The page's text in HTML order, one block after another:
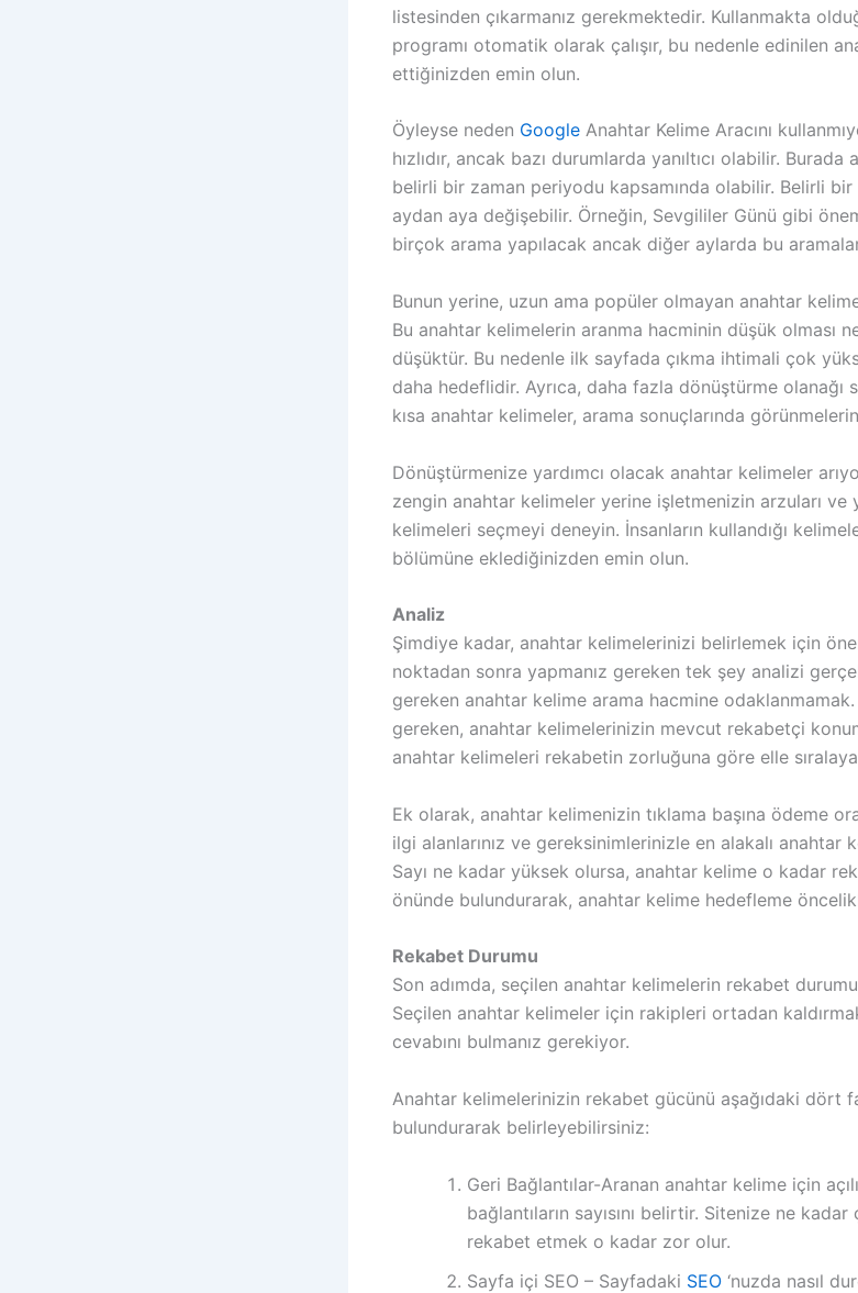
listesinden çıkarmanız gerekmektedir. Kullanmakta
programı otomatik olarak çalışır, bu nedenle edinilen
ettiğinizden emin olun.
Öyleyse neden Google Anahtar Kelime Aracını
hızlıdır, ancak bazı durumlarda yanıltıcı olabilir. Burada
belirli bir zaman periyodu kapsamında olabilir. Belirli
aydan aya değişebilir. Örneğin, Sevgililer Günü gibi
birçok arama yapılacak ancak diğer aylarda bu
Bunun yerine, uzun ama popüler olmayan anahtar
Bu anahtar kelimelerin aranma hacminin düşük olması
düşüktür. Bu nedenle ilk sayfada çıkma ihtimali çok
daha hedeflidir. Ayrıca, daha fazla dönüştürme olanağı
kısa anahtar kelimeler, arama sonuçlarında
Dönüştürmenize yardımcı olacak anahtar kelimeler
zengin anahtar kelimeler yerine işletmenizin arzuları ve
kelimeleri seçmeyi deneyin. İnsanların kullandığı
bölümüne eklediğinizden emin olun.
Analiz
Şimdiye kadar, anahtar kelimelerinizi belirlemek için
noktadan sonra yapmanız gereken tek şey analizi
gereken anahtar kelime arama hacmine
gereken, anahtar kelimelerinizin mevcut rekabetçi
anahtar kelimeleri rekabetin zorluğuna göre elle
Ek olarak, anahtar kelimenizin tıklama başına ödeme
ilgi alanlarınız ve gereksinimlerinizle en alakalı anahtar
Sayı ne kadar yüksek olursa, anahtar kelime o kadar
önünde bulundurarak, anahtar kelime hedefleme
Rekabet Durumu
Son adımda, seçilen anahtar kelimelerin rekabet
Seçilen anahtar kelimeler için rakipleri ortadan
cevabını bulmanız gerekiyor.
Anahtar kelimelerinizin rekabet gücünü aşağıdaki dört
bulundurarak belirleyebilirsiniz:
Geri Bağlantılar-Aranan anahtar kelime için
bağlantıların sayısını belirtir. Sitenize ne
rekabet etmek o kadar zor olur.
Sayfa içi SEO – Sayfadaki SEO ‘nuzda nasıl